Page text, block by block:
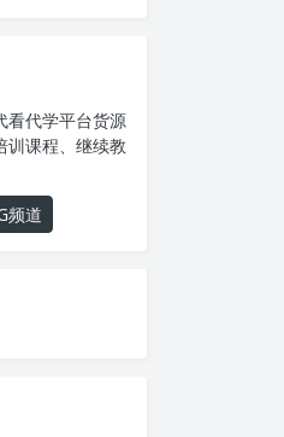
看代学平台货源
训课程、继续教
频道